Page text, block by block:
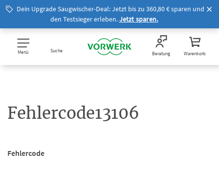
Dein Upgrade Saugwischer-Deal: Jetzt bis zu 360,80 € sparen und
den Testsieger erleben.Jetzt sparen.
Menü Suche Beratung Warenkorb
Fehlercode13106
Fehlercode